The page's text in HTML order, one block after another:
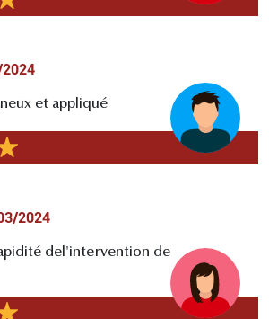
et appliqué
2024
del'intervention de